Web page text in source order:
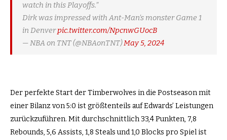
watch in this Playoffs.”
Dirk was impressed with Ant-Man’s monster Game 1
in Denverpic.twitter.com/NpcnwGUocB
— NBA on TNT (@NBAonTNT)May 5, 2024
Der perfekte Start der Timberwolves in die Postseason mit
einer Bilanz von 5:0 ist größtenteils auf Edwards’ Leistungen
zurückzuführen. Mit durchschnittlich 33,4 Punkten, 7,8
Rebounds, 5,6 Assists, 1,8 Steals und 1,0 Blocks pro Spiel ist